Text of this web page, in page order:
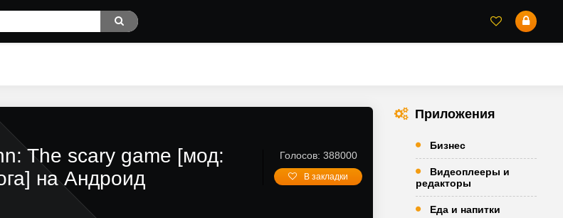
The scary game [мод:
на Андроид
Голосов: 388000
В закладки
Приложения
Бизнес
Видеоплееры и
редакторы
Еда и напитки